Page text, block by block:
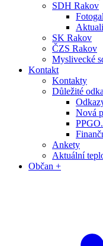
SDH Rakov
SK Rakov
ČZS Rakov
Myslivecké
Kontakt
Kontakty
Důležité
Nová
Ankety
Aktuální
Občan +